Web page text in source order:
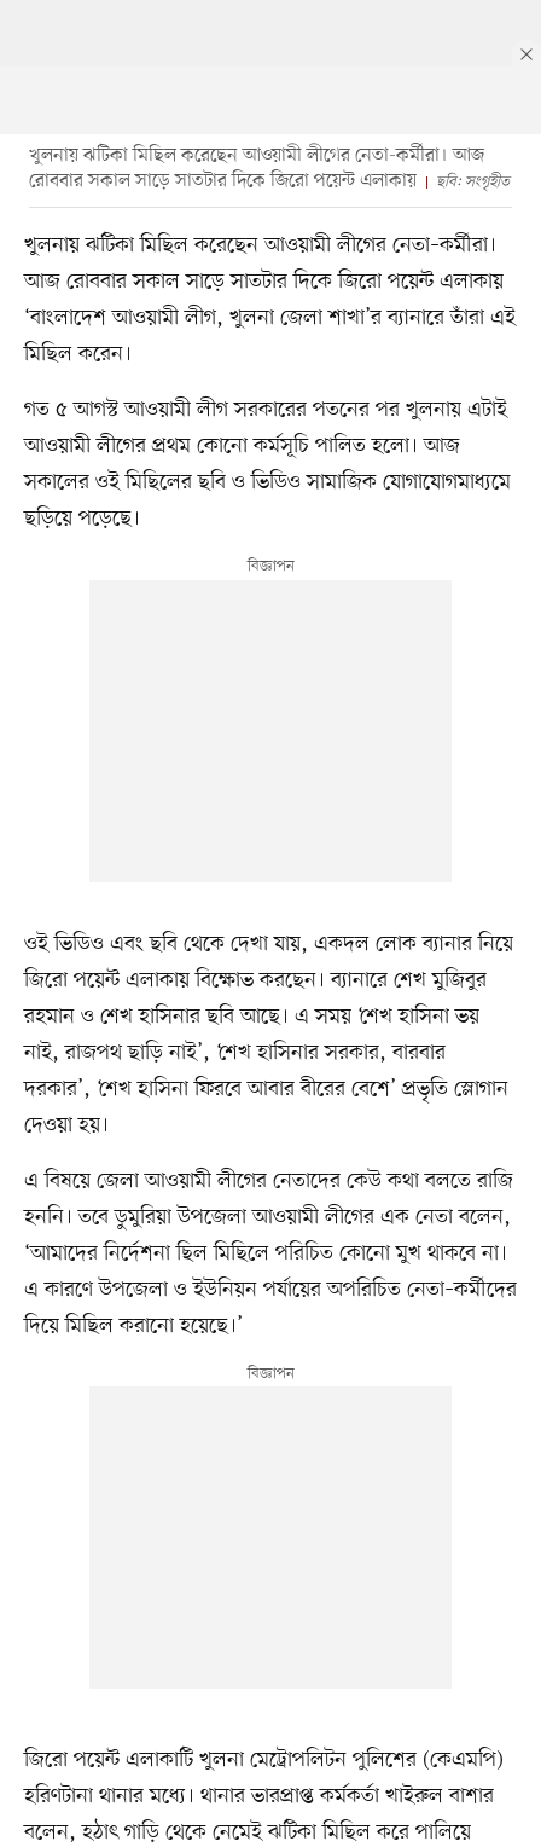
খুলনায় ঝটিকা মিছিল করেছেন আওয়ামী লীগের নেতা-কর্মীরা। আজ
রোববার সকাল সাড়ে সাতটার দিকে জিরো পয়েন্ট এলাকায়
ছবি: সংগৃহীত
খুলনায় ঝটিকা মিছিল করেছেন আওয়ামী লীগের নেতা–কর্মীরা।
আজ রোববার সকাল সাড়ে সাতটার দিকে জিরো পয়েন্ট এলাকায়
‘বাংলাদেশ আওয়ামী লীগ, খুলনা জেলা শাখা’র ব্যানারে তাঁরা এই
মিছিল করেন।
গত ৫ আগস্ট আওয়ামী লীগ সরকারের পতনের পর খুলনায় এটাই
আওয়ামী লীগের প্রথম কোনো কর্মসূচি পালিত হলো। আজ
সকালের ওই মিছিলের ছবি ও ভিডিও সামাজিক যোগাযোগমাধ্যমে
ছড়িয়ে পড়েছে।
ওই ভিডিও এবং ছবি থেকে দেখা যায়, একদল লোক ব্যানার নিয়ে
জিরো পয়েন্ট এলাকায় বিক্ষোভ করছেন। ব্যানারে শেখ মুজিবুর
রহমান ও শেখ হাসিনার ছবি আছে। এ সময় ‘শেখ হাসিনা ভয়
নাই, রাজপথ ছাড়ি নাই’, ‘শেখ হাসিনার সরকার, বারবার
দরকার’, ‘শেখ হাসিনা ফিরবে আবার বীরের বেশে’ প্রভৃতি স্লোগান
দেওয়া হয়।
এ বিষয়ে জেলা আওয়ামী লীগের নেতাদের কেউ কথা বলতে রাজি
হননি। তবে ডুমুরিয়া উপজেলা আওয়ামী লীগের এক নেতা বলেন,
‘আমাদের নির্দেশনা ছিল মিছিলে পরিচিত কোনো মুখ থাকবে না।
এ কারণে উপজেলা ও ইউনিয়ন পর্যায়ের অপরিচিত নেতা–কর্মীদের
দিয়ে মিছিল করানো হয়েছে।’
জিরো পয়েন্ট এলাকাটি খুলনা মেট্রোপলিটন পুলিশের (কেএমপি)
হরিণটানা থানার মধ্যে। থানার ভারপ্রাপ্ত কর্মকর্তা খাইরুল বাশার
বলেন, হঠাৎ গাড়ি থেকে নেমেই ঝটিকা মিছিল করে পালিয়ে